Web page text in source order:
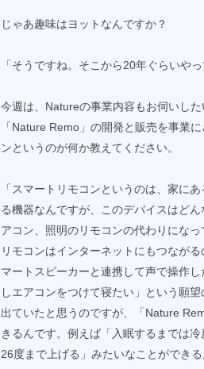
じゃあ趣味はヨットなんですか？
「そうですね。そこから20年ぐらいやっ
今週は、Natureの事業内容もお伺いし
「Nature Remo」の開発と販売を事業
ンというのが何か教えてください。
「スマートリモコンというのは、家に
る機器なんですが、このデバイスはど
アコン、照明のリモコンの代わりにな
リモコンはインターネットにもつなが
マートスピーカーと連携して声で操作
しエアコンをつけて寝たい」という願
出ていたと思うのですが、「Nature
きるんです。例えば「入眠するまでは
26度まで上げる」みたいなことができ